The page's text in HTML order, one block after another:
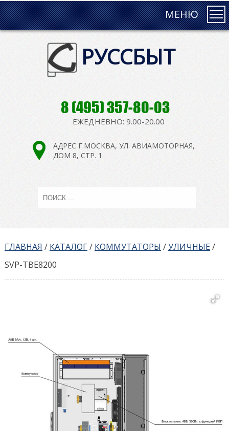
МЕНЮ
РУССБЫТ
8 (495) 357-80-03
ЕЖЕДНЕВНО: 9.00-20.00
АДРЕС Г.МОСКВА, УЛ. АВИАМОТОРНАЯ,
ДОМ 8, СТР. 1
ГЛАВНАЯ / КАТАЛОГ/ КОММУТАТОРЫ /УЛИЧНЫЕ/
SVP-TBE8200